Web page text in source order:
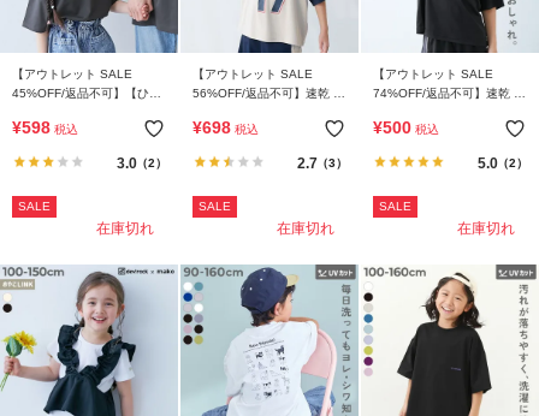
ガ
イ
ド
よ
る
問
FOLLOW
【アウトレット SALE
45%OFF/返品不可】【ひや
グシルエット 半袖Tシャツ
¥598 税込
3.0（2）
SALE
在庫切れ
【アウトレット SALE
56%OFF/返品不可】速乾 サ
ナンバリング半袖Tシャツ
¥698 税込
2.7（3）
SALE
在庫切れ
【アウトレット SALE
74%OFF/返品不可】速乾 サ
ゲーミング半袖Tシャツ
¥500 税込
5.0（2）
SALE
在庫切れ